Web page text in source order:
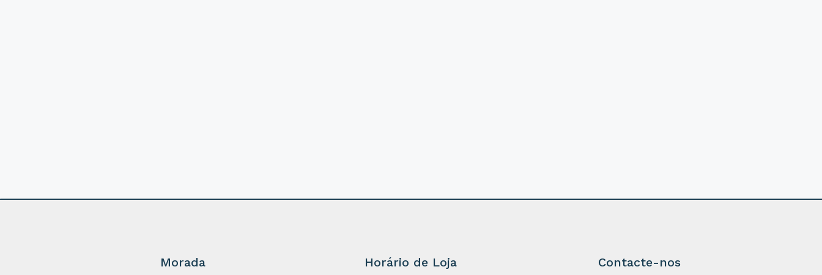
Morada Horário de Loja Contacte-nos